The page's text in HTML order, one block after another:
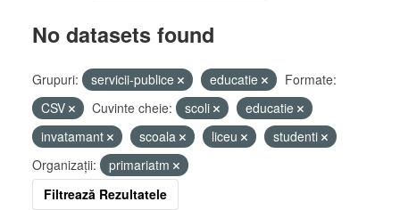
No datasets found
Grupuri: servicii-publice educatie
Formate:
CSV
Cuvinte cheie: scoli
educatie
invatamant
scoala liceu
studenti
Organizații:
primariatm
Filtrează Rezultatele